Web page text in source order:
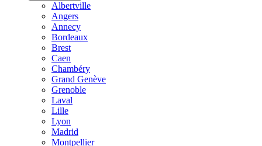
Albertville
Angers
Annecy
Bordeaux
Brest
Caen
Chambéry
Grand Genève
Grenoble
Laval
Lille
Lyon
Madrid
Montpellier